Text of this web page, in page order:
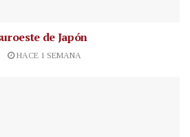
de Japón
HACE 1 SEMANA